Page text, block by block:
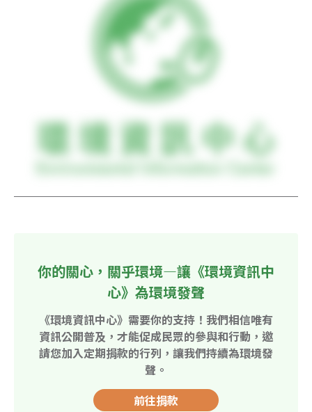
你的關心，關乎環境—讓《環境資訊中
心》為環境發聲
《環境資訊中心》需要你的支持！我們相信唯有
資訊公開普及，才能促成民眾的參與和行動，邀
請您加入定期捐款的行列，讓我們持續為環境發
聲。
前往捐款